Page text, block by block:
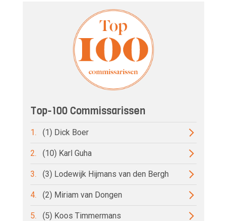
Top-100 Commissarissen
1. (1) Dick Boer
2. (10) Karl Guha
3. (3) Lodewijk Hijmans van den Bergh
4. (2) Miriam van Dongen
5. (5) Koos Timmermans